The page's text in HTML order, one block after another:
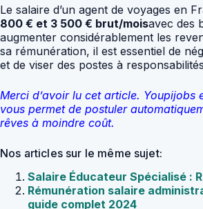
Le salaire d’un agent de voyages en
800 € et 3 500 € brut/moisavec des
augmenter considérablement les
sa rémunération, il est essentiel de
et de viser des postes à
Merci d’avoir lu cet article. Youpijobs
vous permet de postuler
rêves à moindre coût.
Nos articles sur le même sujet:
Salaire Éducateur Spécialisé :
Rémunération salaire
guide complet 2024